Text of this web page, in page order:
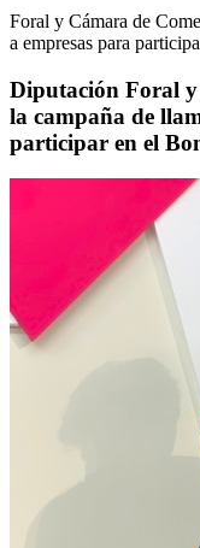
Foral y Cámara de
a empresas para
Diputación Foral y
la campaña de
participar en el